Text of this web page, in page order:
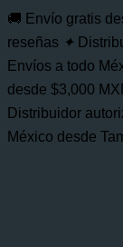
🚚 Envío gratis
reseñas ✦
Envíos a todo
desde $3,000
Distribuidor
México desde